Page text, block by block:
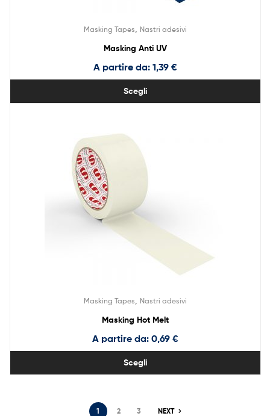
Masking Tapes Nastri adesivi
Masking Anti UV
A partire da: 1,39 €
Scegli
Masking Tapes Nastri adesivi
Masking Hot Melt
A partire da: 0,69 €
Scegli
1 2 3 NEXT